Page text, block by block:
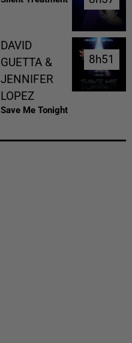
DAVID
GUETTA &
JENNIFER
LOPEZ
Save Me Tonight
8h51
8h51